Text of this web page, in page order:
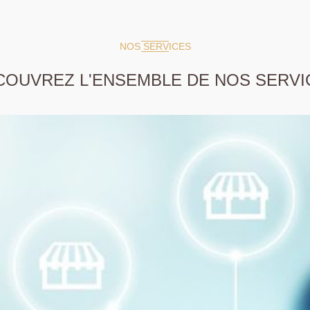
NOS SERVICES
L'ENSEMBLE DE NOS